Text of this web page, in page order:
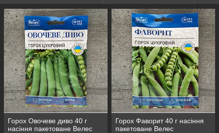
Горох Овочеве диво 40 г
насіння пакетоване Велес
Горох Фаворит 40 г насіння
пакетоване Велес